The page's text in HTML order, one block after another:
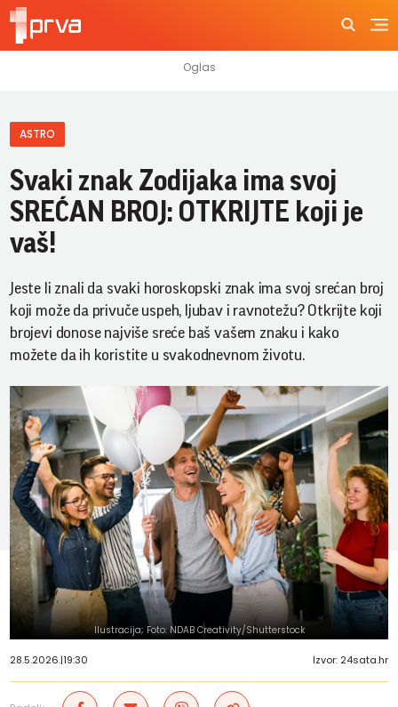
ASTRO
Svaki znak Zodijaka ima svoj
SREĆAN BROJ: OTKRIJTE koji je
vaš!
Jeste li znali da svaki horoskopski znak ima svoj srećan broj
koji može da privuče uspeh, ljubav i ravnotežu? Otkrijte koji
brojevi donose najviše sreće baš vašem znaku i kako
možete da ih koristite u svakodnevnom životu.
Ilustracija; Foto: NDAB Creativity/Shutterstock
28.5.2026.|19:30 Izvor: 24sata.hr